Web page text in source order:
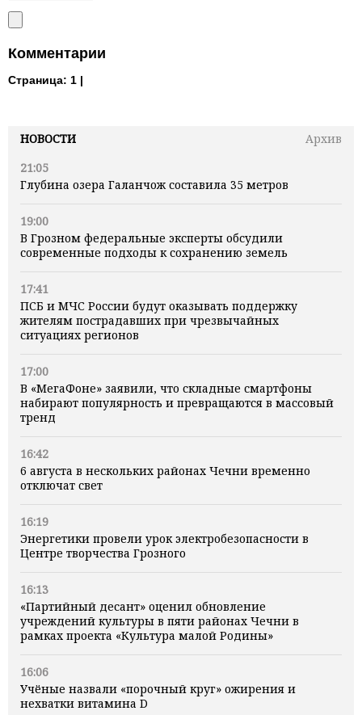
НОВОСТИ
Архив
21:05
Глубина озера Галанчож составила 35 метров
19:00
В Грозном федеральные эксперты обсудили
современные подходы к сохранению земель
17:41
ПСБ и МЧС России будут оказывать поддержку
жителям пострадавших при чрезвычайных
ситуациях регионов
17:00
В «МегаФоне» заявили, что складные смартфоны
набирают популярность и превращаются в массовый
тренд
16:42
6 августа в нескольких районах Чечни временно
отключат свет
16:19
Энергетики провели урок электробезопасности в
Центре творчества Грозного
16:13
«Партийный десант» оценил обновление
учреждений культуры в пяти районах Чечни в
рамках проекта «Культура малой Родины»
16:06
Учёные назвали «порочный круг» ожирения и
нехватки витамина D
Комментарии
Страница: 1 |